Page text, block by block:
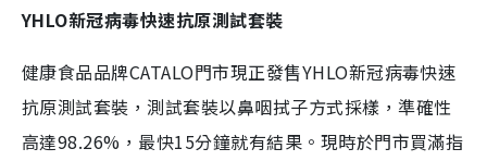
YHLO新冠病毒快速抗原測試套裝
健康食品品牌CATALO門市現正發售YHLO新冠病毒快速
抗原測試套裝，測試套裝以鼻咽拭子方式採樣，準確性
高達98.26%，最快15分鐘就有結果。現時於門市買滿指